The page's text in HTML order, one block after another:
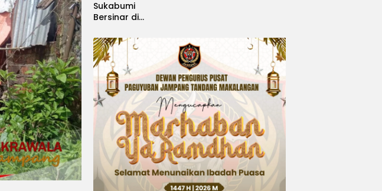
Sukabumi
Bersinar di
Gelar
Bergengsi
Ajang Idol
Kids
International
2026